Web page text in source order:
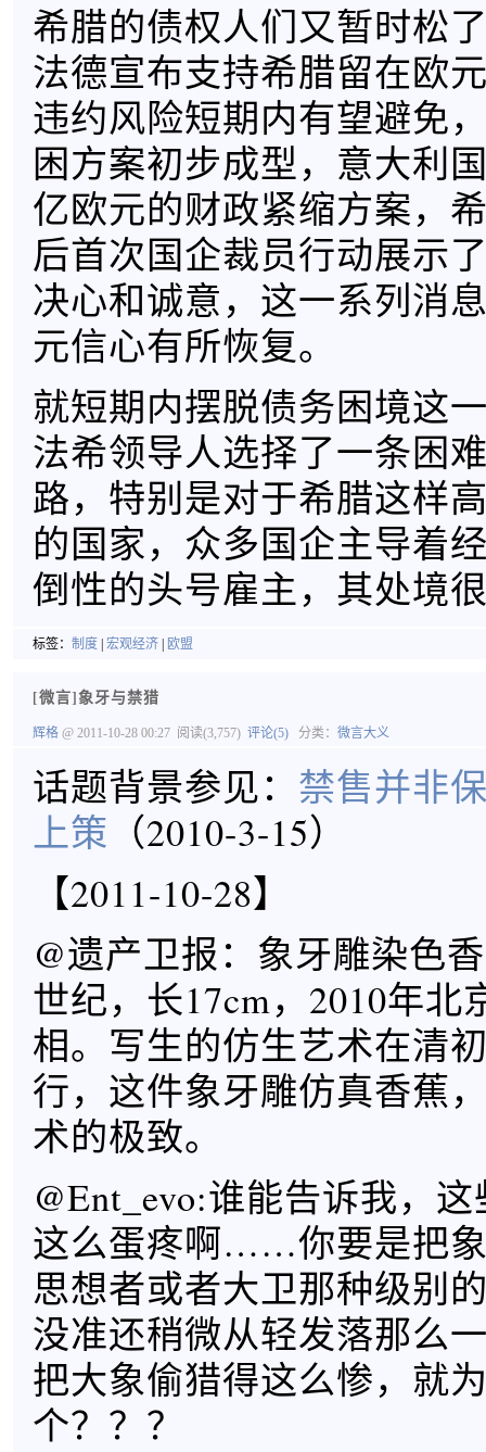
希腊的债权人们又暂时松
法德宣布支持希腊留在欧
违约风险短期内有望避免
困方案初步成型，意大利
亿欧元的财政紧缩方案，
后首次国企裁员行动展示
决心和诚意，这一系列消
元信心有所恢复。
就短期内摆脱债务困境这
法希领导人选择了一条困
路，特别是对于希腊这样
的国家，众多国企主导着
倒性的头号雇主，其处境
标签： 制度 宏观经济 欧盟
[微言]象牙与禁猎
辉格 @ 2011-10-28 00:27 阅读(3,757) 评论(5) 分类： 微言大义
话题背景参见： 禁售并非
上策 （2010-3-15）
【2011-10-28】
@遗产卫报：象牙雕染色
世纪，长17cm，2010年北
相。写生的仿生艺术在清
行，这件象牙雕仿真香蕉
术的极致。
@Ent_evo:谁能告诉我，
这么蛋疼啊……你要是把
思想者或者大卫那种级别
没准还稍微从轻发落那么
把大象偷猎得这么惨，就
个？？？